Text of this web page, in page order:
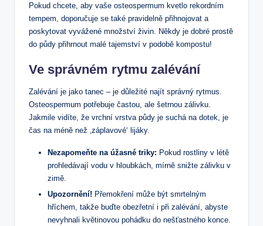
Pokud chcete, aby vaše osteospermum kvetlo rekordním
tempem, doporučuje se také pravidelně přihnojovat a
poskytovat vyvážené množství živin. Někdy je dobré prostě
do půdy přihrnout malé tajemství v podobě kompostu!
Ve správném rytmu zalévání
Zalévání je jako tanec – je důležité najít správný rytmus.
Osteospermum potřebuje častou, ale šetrnou zálivku.
Jakmile vidíte, že vrchní vrstva půdy je suchá na dotek, je
čas na méně než ‚záplavové‘ lijáky.
Nezapomeňte na úžasné triky: Pokud rostliny v létě
prohledávají vodu v hloubkách, mírně snižte zálivku v
zimě.
Upozornění! Přemokření může být smrtelným
hříchem, takže buďte obezřetní i při zalévání, abyste
nevyhnali květinovou pohádku do nešťastného konce.